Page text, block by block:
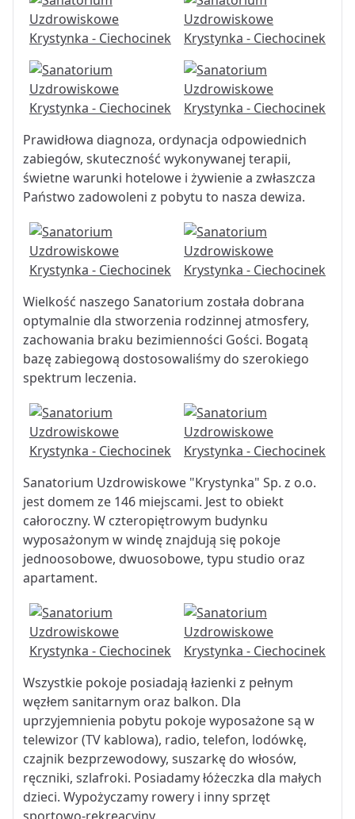
Prawidłowa diagnoza, ordynacja odpowiednich
zabiegów, skuteczność wykonywanej terapii,
świetne warunki hotelowe i żywienie a zwłaszcza
Państwo zadowoleni z pobytu to nasza dewiza.
Wielkość naszego Sanatorium została dobrana
optymalnie dla stworzenia rodzinnej atmosfery,
zachowania braku bezimienności Gości. Bogatą
bazę zabiegową dostosowaliśmy do szerokiego
spektrum leczenia.
Sanatorium Uzdrowiskowe "Krystynka" Sp. z o.o.
jest domem ze 146 miejscami. Jest to obiekt
całoroczny. W czteropiętrowym budynku
wyposażonym w windę znajdują się pokoje
jednoosobowe, dwuosobowe, typu studio oraz
apartament.
Wszystkie pokoje posiadają łazienki z pełnym
węzłem sanitarnym oraz balkon. Dla
uprzyjemnienia pobytu pokoje wyposażone są w
telewizor (TV kablowa), radio, telefon, lodówkę,
czajnik bezprzewodowy, suszarkę do włosów,
ręczniki, szlafroki. Posiadamy łóżeczka dla małych
dzieci. Wypożyczamy rowery i inny sprzęt